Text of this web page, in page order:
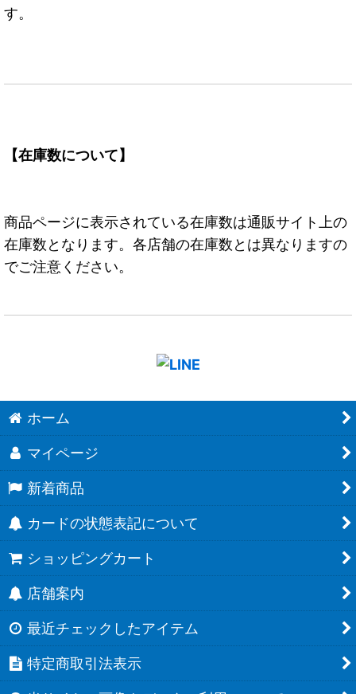
す。
【在庫数について】
商品ページに表示されている在庫数は通販サイト上の
在庫数となります。各店舗の在庫数とは異なりますの
でご注意ください。
ホーム
マイページ
新着商品
カードの状態表記について
ショッピングカート
店舗案内
最近チェックしたアイテム
特定商取引法表示